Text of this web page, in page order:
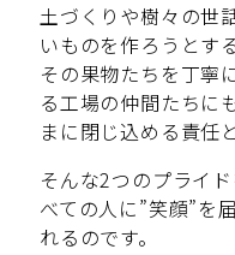
土づくりや樹々の世
いものを作ろうとす
その果物たちを丁寧
る工場の仲間たちに
まに閉じ込める責任
そんな2つのプライ
べての人に”笑顔”を
れるのです。